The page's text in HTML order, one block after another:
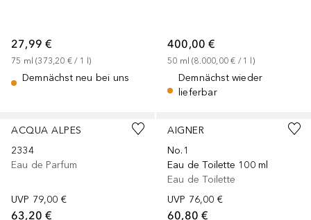
27,99 €
75 ml (373,20 € / 1 l)
Demnächst neu bei uns
400,00 €
50 ml (8.000,00 € / 1 l)
Demnächst wieder
lieferbar
ACQUA ALPES
2334
Eau de Parfum
UVP 79,00 €
63,20 €
AIGNER
No.1
Eau de Toilette 100 ml
Eau de Toilette
UVP 76,00 €
60,80 €